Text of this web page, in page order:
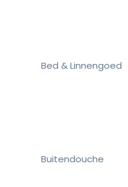
Bed & Linnengoed
Buitendouche